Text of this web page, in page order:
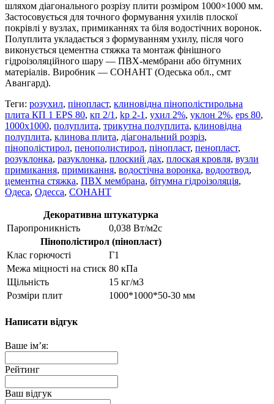
шляхом діагонального розрізу плити розміром 1000×1000 мм.
Застосовується для точного формування ухилів плоскої
покрівлі у вузлах, примиканнях та біля водостічних воронок.
Полуплита укладається з формуванням ухилу, після чого
виконується цементна стяжка та монтаж фінішного
гідроізоляційного шару — ПВХ-мембрани або бітумних
матеріалів. Виробник — СОНАНТ (Одеська обл., смт
Авангард).
Теги: розухил, пінопласт, клиновідна пінополістирольна
плита КП 1 EPS 80, кп 2/1 , kp 2-1 , ухил 2%, уклон 2%, eps 80,
1000x1000, полуплита, трикутна полуплита, клиновідна
полуплита, клинова плита, діагональний розріз,
пінополістирол, пенополистирол, пінопласт, пенопласт,
розуклонка, разуклонка, плоский дах, плоская кровля, вузли
примикання, примикання, водостічна воронка, водоотвод,
цементна стяжка, ПВХ мембрана, бітумна гідроізоляція,
Одеса, Одесса, СОНАНТ
Декоративна штукатурка
Паропроникність
0,038 Вт/м2с
Пінополістирол (пінопласт)
Клас горючості
Г1
Межа міцності на стиск 80 кПа
Щільність
15 кг/м3
Розміри плит
1000*1000*50-30 мм
Написати відгук
Ваше ім’я:
Рейтинг
Ваш відгук